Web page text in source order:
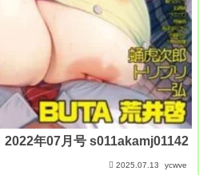
2022年07月号 s011akamj01142
2025.07.13 ycwve